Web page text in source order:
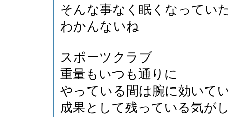
そんな事なく眠くなってい
わかんないね
スポーツクラブ
重量もいつも通りに
やっている間は腕に効いて
成果として残っている気が